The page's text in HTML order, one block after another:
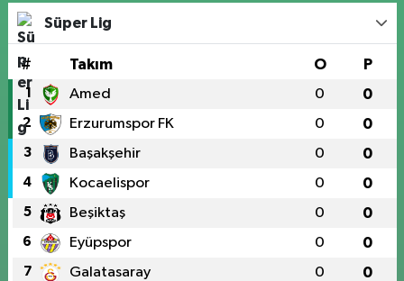
Süper Lig
# Takım O P
1 Amed 0 0
2 Erzurumspor FK 0 0
3 Başakşehir 0 0
4 Kocaelispor 0 0
5 Beşiktaş 0 0
6 Eyüpspor 0 0
7 Galatasaray 0 0